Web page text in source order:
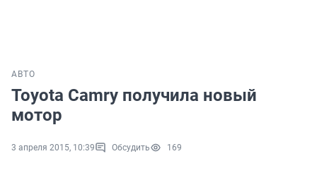
АВТО
Toyota Camry получила новый
мотор
3 апреля 2015, 10:39 Обсудить 169